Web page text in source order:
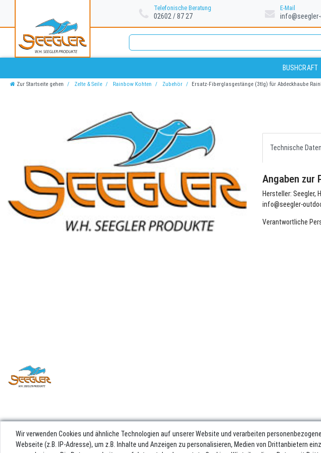
Telefonische Beratung
02602 / 87 27
E-Mail
BUSHCRAFT
Zur Startseite gehen Zelte & Seile Rainbow Kohten Zubehör Ersatz-Fiberglasgestänge (3tlg) für Abdeckhaube
Technische Daten
Angaben zur
Hersteller: Seegler,
info@seegler-
Verantwortliche
Wir verwenden Cookies und ähnliche Technologien auf unserer Website und verarbeiten
Webseite (z.B. IP-Adresse), um z.B. Inhalte und Anzeigen zu personalisieren, Medien von Drittanbietern